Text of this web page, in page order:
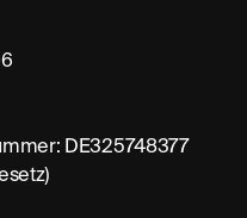
DE325748377